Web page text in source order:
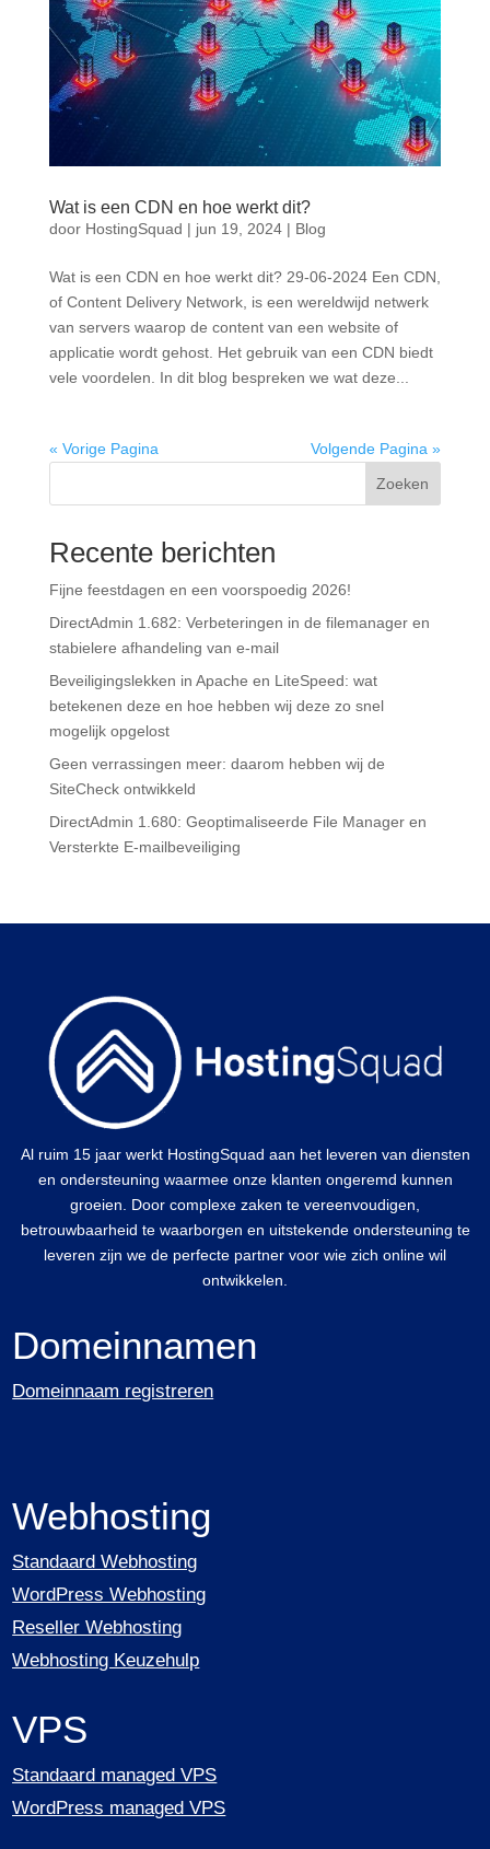
Wat is een CDN en hoe werkt dit?
door HostingSquad | jun 19, 2024| Blog
Wat is een CDN en hoe werkt dit? 29-06-2024 Een CDN,
of Content Delivery Network, is een wereldwijd netwerk
van servers waarop de content van een website of
applicatie wordt gehost. Het gebruik van een CDN biedt
vele voordelen. In dit blog bespreken we wat deze...
« Vorige Pagina
Volgende Pagina »
Zoeken
Recente berichten
Fijne feestdagen en een voorspoedig 2026!
DirectAdmin 1.682: Verbeteringen in de filemanager en
stabielere afhandeling van e-mail
Beveiligingslekken in Apache en LiteSpeed: wat
betekenen deze en hoe hebben wij deze zo snel
mogelijk opgelost
Geen verrassingen meer: daarom hebben wij de
SiteCheck ontwikkeld
DirectAdmin 1.680: Geoptimaliseerde File Manager en
Versterkte E-mailbeveiliging
Al ruim 15 jaar werkt HostingSquad aan het leveren van diensten
en ondersteuning waarmee onze klanten ongeremd kunnen
groeien. Door complexe zaken te vereenvoudigen,
betrouwbaarheid te waarborgen en uitstekende ondersteuning te
leveren zijn we de perfecte partner voor wie zich online wil
ontwikkelen.
Domeinnamen
Domeinnaam registreren
Webhosting
Standaard Webhosting
WordPress Webhosting
Reseller Webhosting
Webhosting Keuzehulp
VPS
Standaard managed VPS
WordPress managed VPS